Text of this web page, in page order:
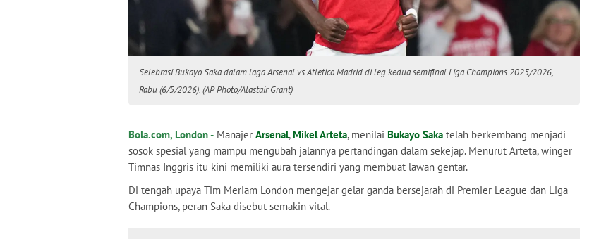
Selebrasi Bukayo Saka dalam laga Arsenal vs Atletico Madrid di leg kedua semifinal Liga Champions 2025/2026,
Rabu (6/5/2026). (AP Photo/Alastair Grant)
Bola.com, London - Manajer Arsenal,Mikel Arteta, menilai Bukayo Saka telah berkembang menjadi
sosok spesial yang mampu mengubah jalannya pertandingan dalam sekejap. Menurut Arteta, winger
Timnas Inggris itu kini memiliki aura tersendiri yang membuat lawan gentar.
Di tengah upaya Tim Meriam London mengejar gelar ganda bersejarah di Premier League dan Liga
Champions, peran Saka disebut semakin vital.